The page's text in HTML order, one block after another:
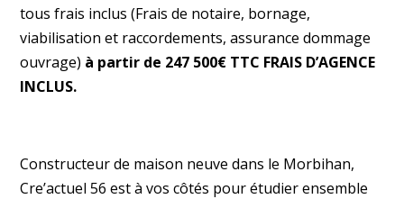
tous frais inclus (Frais de notaire, bornage,
viabilisation et raccordements, assurance dommage
ouvrage) à partir de 247 500€ TTC FRAIS D’AGENCE
INCLUS.
Constructeur de maison neuve dans le Morbihan,
Cre’actuel 56 est à vos côtés pour étudier ensemble